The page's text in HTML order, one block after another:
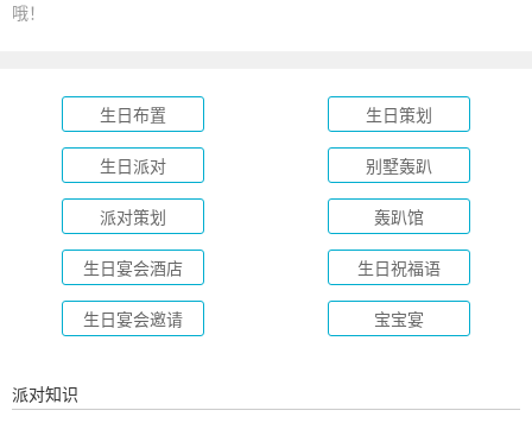
哦！
生日布置 生日策划
生日派对 别墅轰趴
派对策划 轰趴馆
生日宴会酒店 生日祝福语
生日宴会邀请 宝宝宴
派对知识